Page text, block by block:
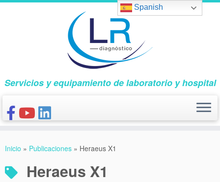
Saltar
Servicios y equipamiento de laboratorio y hospital
CONÓCENOS
NUESTROS PRODUCTOS
Inicio » Publicaciones » Heraeus X1
Heraeus X1
Spanish